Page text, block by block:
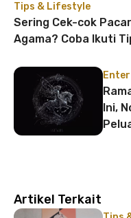
Tips & Lifestyle
Sering Cek-cok
Agama? Coba Ikuti
Ini,
Artikel Terkait